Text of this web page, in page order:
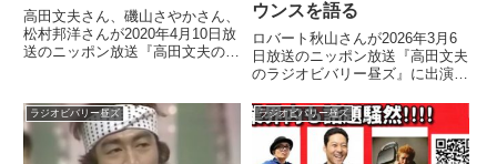
高田文夫さん、磯山さやかさん、
松村邦洋さんが2020年4月10日放
送のニッポン放送『高田文夫のラ
て話していました。（高田文夫）
私もだから家で原稿を書いている
んですよ。結構頼まれてさ...
ウンスを語る
ロバート秋山さんが2026年3月6
日放送のニッポン放送『高田文夫
のラジオビバリー昼ズ』に出演。
の気になる機内アナウンスについ
て話していました。
ラジオビバリー昼ズ ラジオビバリー昼ズ